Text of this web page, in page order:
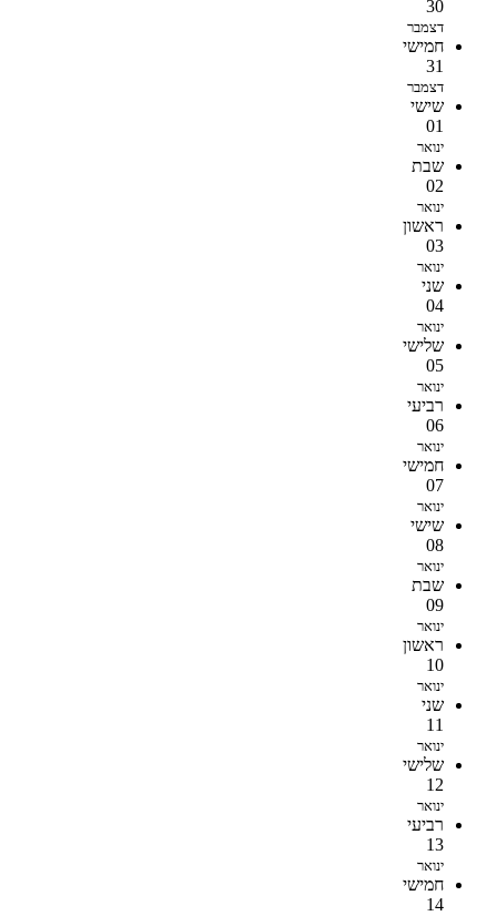
30
דצמבר
חמישי
31
דצמבר
שישי
01
ינואר
שבת
02
ינואר
ראשון
03
ינואר
שני
04
ינואר
שלישי
05
ינואר
רביעי
06
ינואר
חמישי
07
ינואר
שישי
08
ינואר
שבת
09
ינואר
ראשון
10
ינואר
שני
11
ינואר
שלישי
12
ינואר
רביעי
13
ינואר
חמישי
14